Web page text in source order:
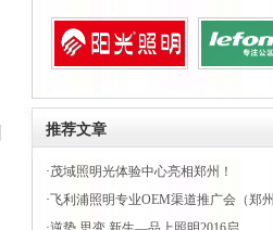
推荐文章
·茂域照明光体验中心亮相郑州！
·飞利浦照明专业OEM渠道推广会（郑州